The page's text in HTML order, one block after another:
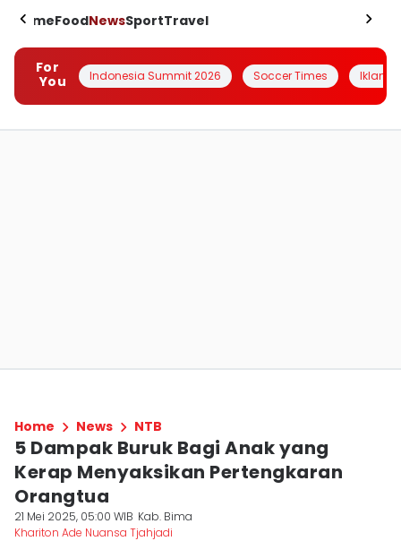
HomeFoodNewsSportTravel
For
You
Indonesia Summit 2026 Soccer Times Iklanin
Home News NTB
5 Dampak Buruk Bagi Anak yang
Kerap Menyaksikan Pertengkaran
Orangtua
21 Mei 2025, 05:00 WIB Kab. Bima
Khariton Ade Nuansa Tjahjadi